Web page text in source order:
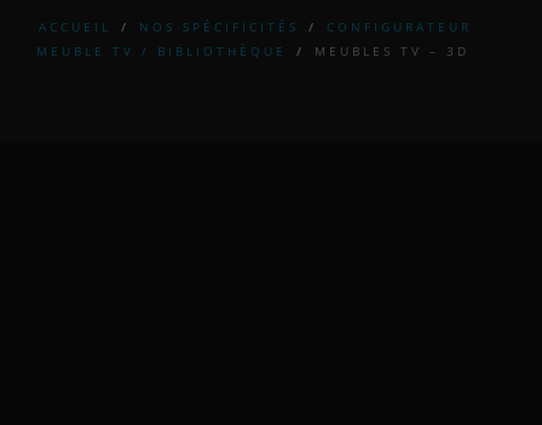
ACCUEIL / NOS SPÉCIFICITÉS /
CONFIGURATEUR
MEUBLE TV / BIBLIOTHÈQUE
/ MEUBLES TV – 3D